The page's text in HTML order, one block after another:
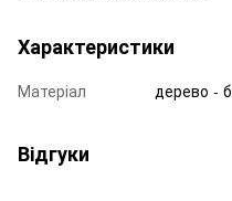
Характеристики
Матеріал дерево -
Відгуки